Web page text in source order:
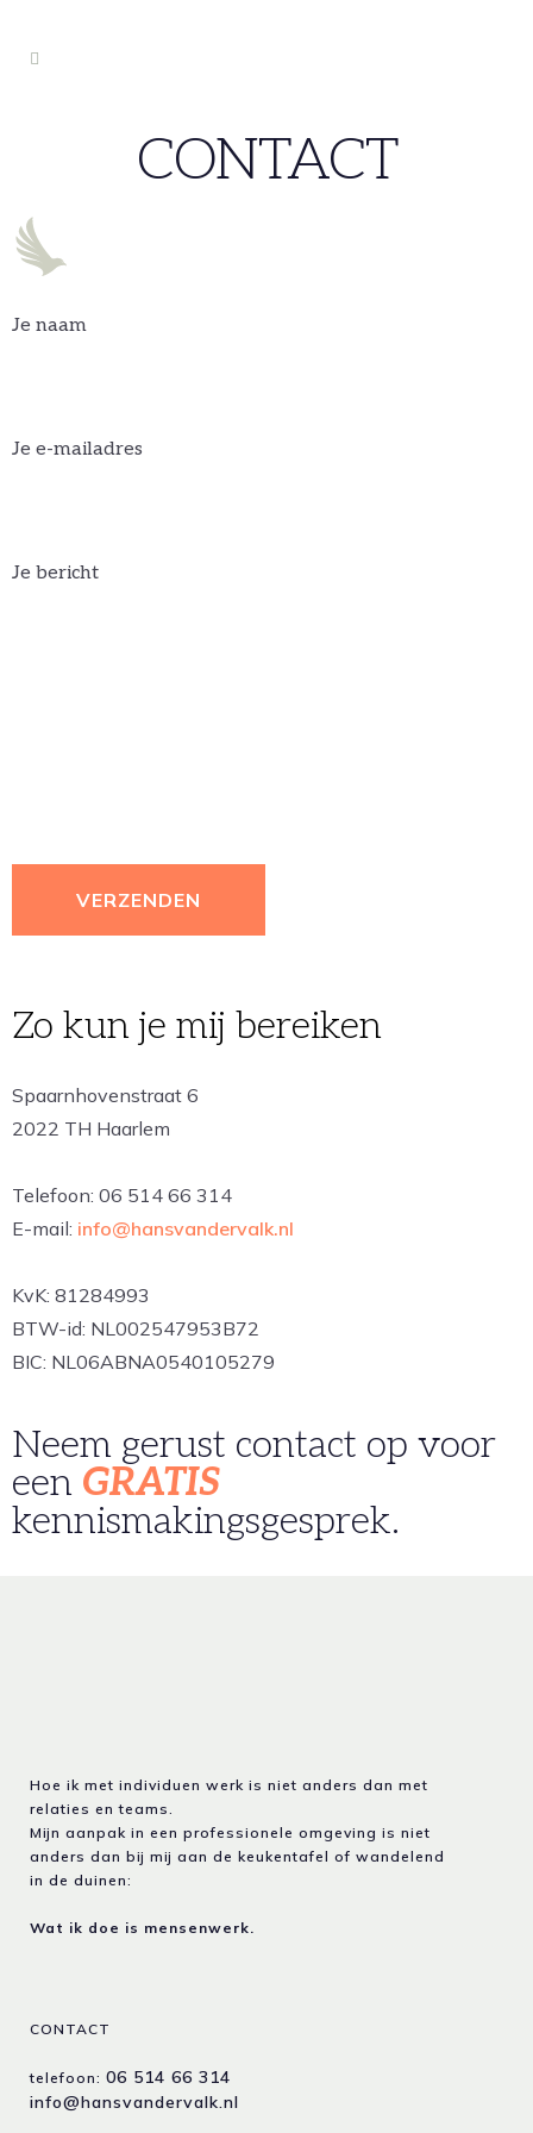
CONTACT
Je naam
Je e-mailadres
Je bericht
Zo kun je mij bereiken
Spaarnhovenstraat 6
2022 TH Haarlem
Telefoon: 06 514 66 314
E-mail: info@hansvandervalk.nl
KvK: 81284993
BTW-id: NL002547953B72
BIC: NL06ABNA0540105279
Neem gerust contact op voor
een GRATIS
kennismakingsgesprek.
Hoe ik met individuen werk is niet anders dan met
relaties en teams.
Mijn aanpak in een professionele omgeving is niet
anders dan bij mij aan de keukentafel of wandelend
in de duinen:
Wat ik doe is mensenwerk.
CONTACT
telefoon: 06 514 66 314
info@hansvandervalk.nl